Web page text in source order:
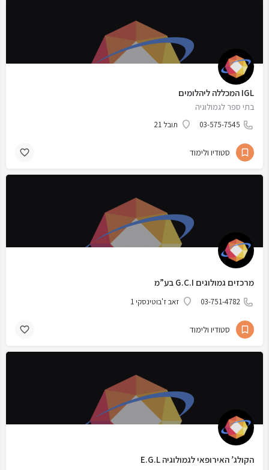
IGL המכללה ליהלומים
בתי ספר לגמולוגיה
03-575-7545 תובל 21
סטודיו ולימוד
מרכזים גמולוגים G.C.I בע”מ
03-751-4782 זאב ז'בוטינסקי 1
סטודיו ולימוד
הקולג’ האירופאי לגמולוגיה E.G.L